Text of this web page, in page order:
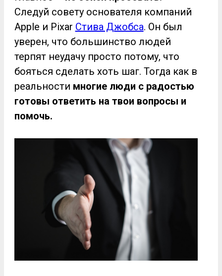
Следуй совету основателя компаний
Apple и Pixar Стива Джобса. Он был
уверен, что большинство людей
терпят неудачу просто потому, что
бояться сделать хоть шаг. Тогда как в
реальности многие люди с радостью
готовы ответить на твои вопросы и
помочь.